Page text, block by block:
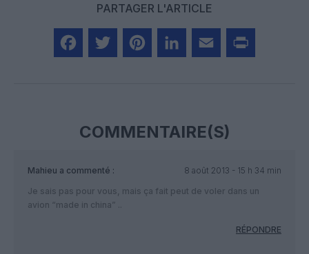
PARTAGER L'ARTICLE
COMMENTAIRE(S)
Mahieu a commenté :
8 août 2013 - 15 h 34 min
Je sais pas pour vous, mais ça fait peut de voler dans un
avion “made in china” ..
RÉPONDRE